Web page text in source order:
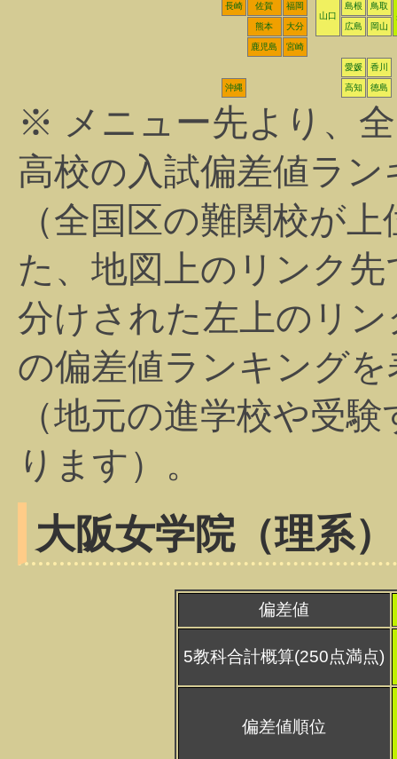
長崎 佐賀
福岡
山口
島根
鳥取
熊本
大分 広島 岡山
鹿児島 宮崎
愛媛 香川
沖縄 高知 徳島
※ メニュー先より、
高校の入試偏差値ラ
（全国区の難関校が
た、地図上のリンク
分けされた左上のリ
の偏差値ランキング
（地元の進学校や受
ります）。
大阪女学院（理系）
偏差値
5教科合計概算(250点満点)
偏差値順位